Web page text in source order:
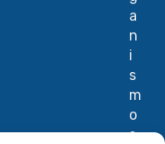
a
n
i
s
m
o
s